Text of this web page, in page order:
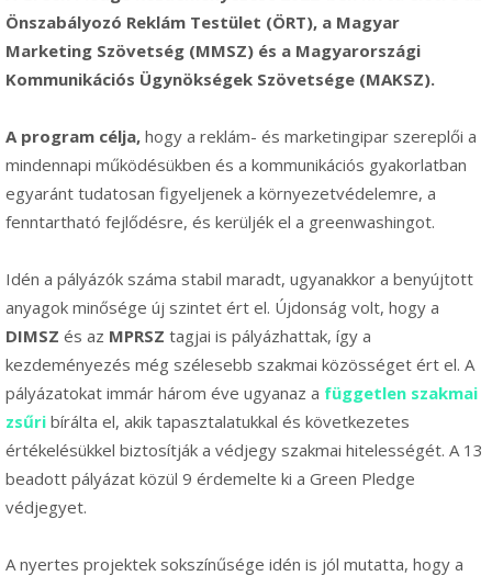
Önszabályozó Reklám Testület (ÖRT), a Magyar
Marketing Szövetség (MMSZ) és a Magyarországi
Kommunikációs Ügynökségek Szövetsége (MAKSZ).
A program célja, hogy a reklám- és marketingipar szereplői a
mindennapi működésükben és a kommunikációs gyakorlatban
egyaránt tudatosan figyeljenek a környezetvédelemre, a
fenntartható fejlődésre, és kerüljék el a greenwashingot.
Idén a pályázók száma stabil maradt, ugyanakkor a benyújtott
anyagok minősége új szintet ért el. Újdonság volt, hogy a
DIMSZ és az MPRSZ tagjai is pályázhattak, így a
kezdeményezés még szélesebb szakmai közösséget ért el. A
pályázatokat immár három éve ugyanaz a független szakmai
zsűri bírálta el, akik tapasztalatukkal és következetes
értékelésükkel biztosítják a védjegy szakmai hitelességét. A 13
beadott pályázat közül 9 érdemelte ki a Green Pledge
védjegyet.
A nyertes projektek sokszínűsége idén is jól mutatta, hogy a